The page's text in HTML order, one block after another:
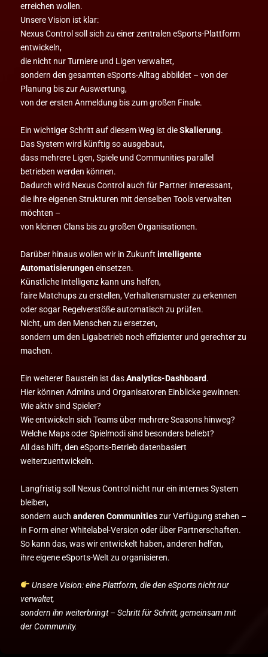
erreichen wollen.
Unsere Vision ist klar:
Nexus Control soll sich zu einer zentralen eSports-Plattform
entwickeln,
die nicht nur Turniere und Ligen verwaltet,
sondern den gesamten eSports-Alltag abbildet – von der
Planung bis zur Auswertung,
von der ersten Anmeldung bis zum großen Finale.
Ein wichtiger Schritt auf diesem Weg ist dieSkalierung.
Das System wird künftig so ausgebaut,
dass mehrere Ligen, Spiele und Communities parallel
betrieben werden können.
Dadurch wird Nexus Control auch für Partner interessant,
die ihre eigenen Strukturen mit denselben Tools verwalten
möchten –
von kleinen Clans bis zu großen Organisationen.
Darüber hinaus wollen wir in Zukunft intelligente
Automatisierungeneinsetzen.
Künstliche Intelligenz kann uns helfen,
faire Matchups zu erstellen, Verhaltensmuster zu erkennen
oder sogar Regelverstöße automatisch zu prüfen.
Nicht, um den Menschen zu ersetzen,
sondern um den Ligabetrieb noch effizienter und gerechter zu
machen.
Ein weiterer Baustein ist dasAnalytics-Dashboard.
Hier können Admins und Organisatoren Einblicke gewinnen:
Wie aktiv sind Spieler?
Wie entwickeln sich Teams über mehrere Seasons hinweg?
Welche Maps oder Spielmodi sind besonders beliebt?
All das hilft, den eSports-Betrieb datenbasiert
weiterzuentwickeln.
Langfristig soll Nexus Control nicht nur ein internes System
bleiben,
sondern auch anderen Communitieszur Verfügung stehen –
in Form einer Whitelabel-Version oder über Partnerschaften.
So kann das, was wir entwickelt haben, anderen helfen,
ihre eigene eSports-Welt zu organisieren.
Unsere Vision: eine Plattform, die den eSports nicht nur
verwaltet,
sondern ihn weiterbringt – Schritt für Schritt, gemeinsam mit
der Community.